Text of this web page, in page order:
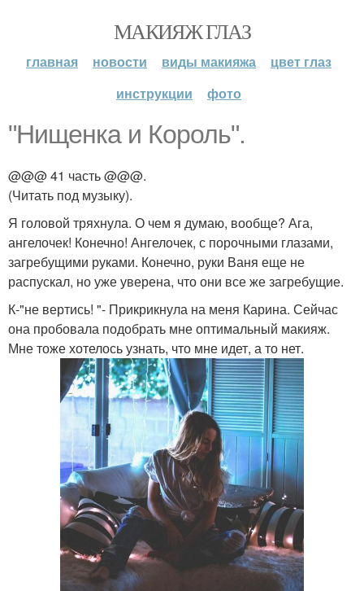
МАКИЯЖ ГЛАЗ
главная новости виды макияжа
цвет глаз
инструкции
фото
"Нищенка и Король".
@@@ 41 часть @@@.
(Читать под музыку).
Я головой тряхнула. О чем я думаю, вообще? Ага,
ангелочек! Конечно! Ангелочек, с порочными глазами,
загребущими руками. Конечно, руки Ваня еще не
распускал, но уже уверена, что они все же загребущие.
К-"не вертись! "- Прикрикнула на меня Карина. Сейчас
она пробовала подобрать мне оптимальный макияж.
Мне тоже хотелось узнать, что мне идет, а то нет.